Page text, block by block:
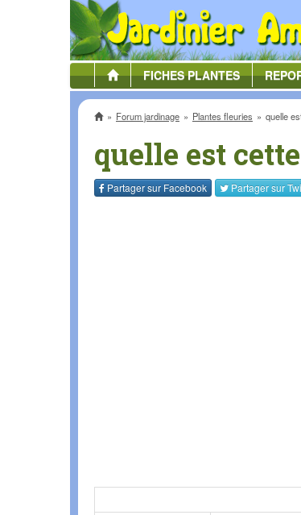
FICHESPLANTES
AccueilForum jardinage Plantes fleuries quelle
quelle est
Partager sur Facebook Partager sur